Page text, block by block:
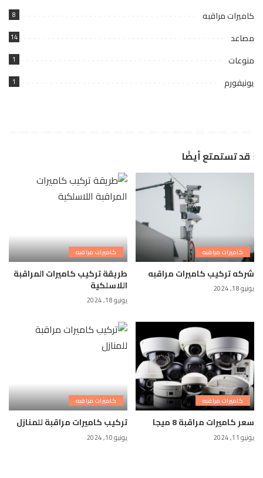
كاميرات مراقبه 8
مصاعد 14
منوعات 1
يونيفورم 1
قد تستمتع أيضًا
كاميرات مراقبه
شركه تركيب كاميرات مراقبه
يونيو 18, 2024
كاميرات مراقبه
طريقة تركيب كاميرات المراقبة
اللاسلكية
يونيو 18, 2024
كاميرات مراقبه
سعر كاميرات مراقبة 8 ميجا
يونيو 11, 2024
كاميرات مراقبه
تركيب كاميرات مراقبة للمنازل
يونيو 10, 2024